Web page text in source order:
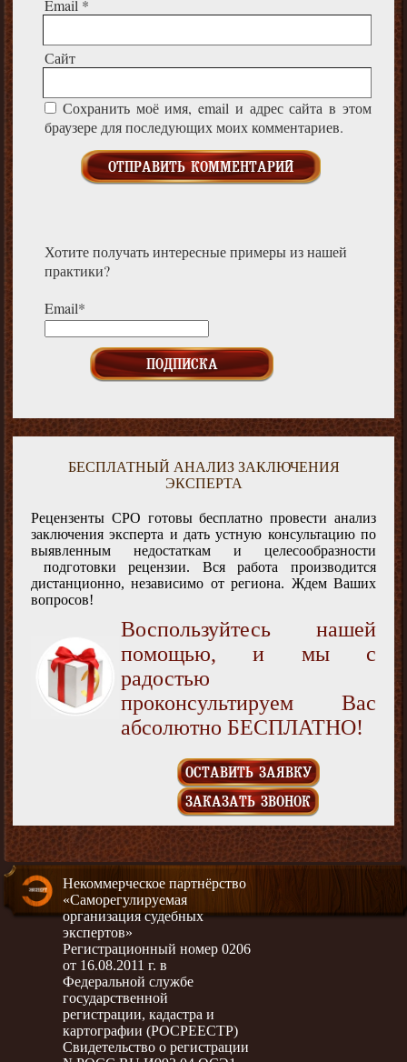
Email *
Сайт
Сохранить моё имя, email и адрес сайта в этом
браузере для последующих моих комментариев.
Хотите получать интересные примеры из нашей
практики?
Email*
БЕСПЛАТНЫЙ АНАЛИЗ ЗАКЛЮЧЕНИЯ
ЭКСПЕРТА
Рецензенты СРО готовы бесплатно провести анализ
заключения эксперта и дать устную консультацию по
выявленным недостаткам и целесообразности
подготовки рецензии. Вся работа производится
дистанционно, независимо от региона. Ждем Ваших
вопросов!
Воспользуйтесь нашей
помощью, и мы с
радостью
проконсультируем Вас
абсолютно БЕСПЛАТНО!
ОСТАВИТЬ ЗАЯВКУ
ЗАКАЗАТЬ ЗВОНОК
Некоммерческое партнёрство
«Саморегулируемая
организация судебных
экспертов»
Регистрационный номер 0206
от 16.08.2011 г. в
Федеральной службе
государственной
регистрации, кадастра и
картографии (РОСРЕЕСТР)
Свидетельство о регистрации